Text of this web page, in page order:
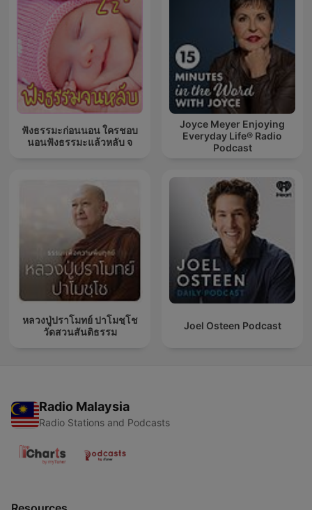
ฟังธรรมะก่อนนอน ใครชอบ
นอนฟังธรรมะแล้วหลับ จ
Joyce Meyer Enjoying
Everyday Life® Radio
Podcast
หลวงปู่ปราโมทย์ ปาโมชฺโช
วัดสวนสันติธรรม
Joel Osteen Podcast
Radio Malaysia
Radio Stations and Podcasts